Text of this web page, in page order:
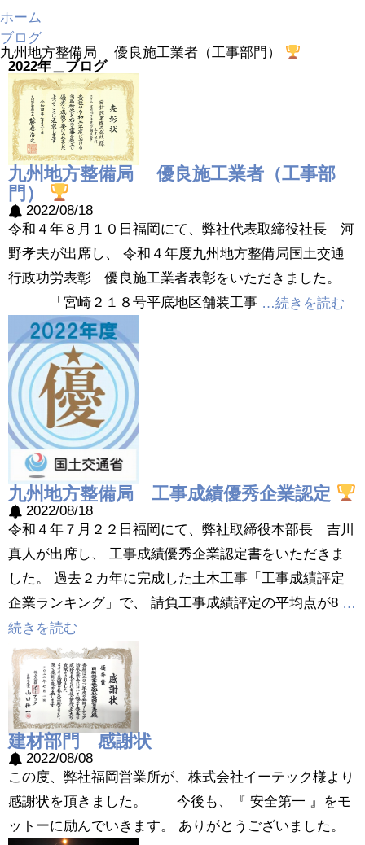
ホーム
ブログ
九州地方整備局 優良施工業者（工事部門）
2022年＿ブログ
九州地方整備局 優良施工業者（工事部
門）
2022/08/18
令和４年８月１０日福岡にて、弊社代表取締役社長 河
野孝夫が出席し、 令和４年度九州地方整備局国土交通
行政功労表彰 優良施工業者表彰をいただきました。
「宮崎２１８号平底地区舗装工事 …続きを読む
九州地方整備局 工事成績優秀企業認定
2022/08/18
令和４年７月２２日福岡にて、弊社取締役本部長 吉川
真人が出席し、 工事成績優秀企業認定書をいただきま
した。 過去２カ年に完成した土木工事「工事成績評定
企業ランキング」で、 請負工事成績評定の平均点が8 …
続きを読む
建材部門 感謝状
2022/08/08
この度、弊社福岡営業所が、株式会社イーテック様より
感謝状を頂きました。 今後も、『 安全第一 』をモ
ットーに励んでいきます。 ありがとうございました。